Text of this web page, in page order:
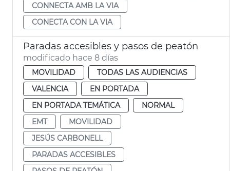
CONNECTA AMB LA VIA
CONECTA CON LA VIA
Paradas accesibles y pasos de peatón
modificado hace 8 días
MOVILIDAD
TODAS LAS AUDIENCIAS
VALENCIA
EN PORTADA
EN PORTADA TEMÁTICA
NORMAL
EMT
MOVILIDAD
JESÚS CARBONELL
PARADAS ACCESIBLES